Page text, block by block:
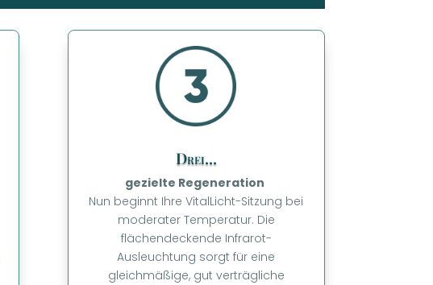
Drei...
gezielte Regeneration
Nun beginnt Ihre VitalLicht-Sitzung bei
moderater Temperatur. Die
flächendeckende Infrarot-
Ausleuchtung sorgt für eine
gleichmäßige, gut verträgliche